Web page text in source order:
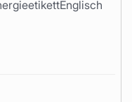
Englisch